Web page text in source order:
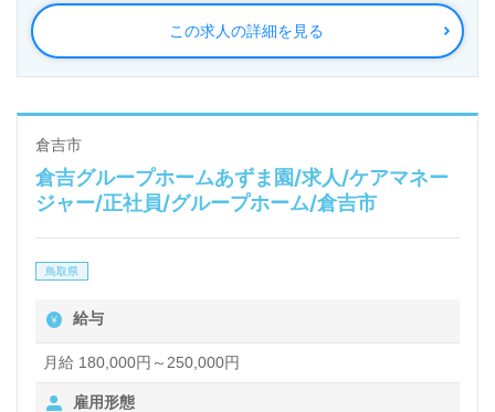
この求人の詳細を見る
倉吉市
倉吉グループホームあずま園/求人/ケアマネー
ジャー/正社員/グループホーム/倉吉市
鳥取県
給与
月給 180,000円～250,000円
雇用形態